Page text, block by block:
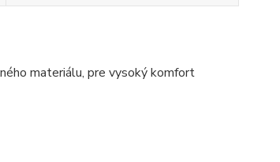
materiálu, pre vysoký komfort